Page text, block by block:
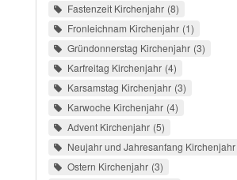
Fastenzeit Kirchenjahr 8
Fronleichnam Kirchenjahr 1
Gründonnerstag Kirchenjahr 3
Karfreitag Kirchenjahr 4
Karsamstag Kirchenjahr 3
Karwoche Kirchenjahr 4
Advent Kirchenjahr 5
Neujahr und Jahresanfang Kirchenjahr
Ostern Kirchenjahr 3